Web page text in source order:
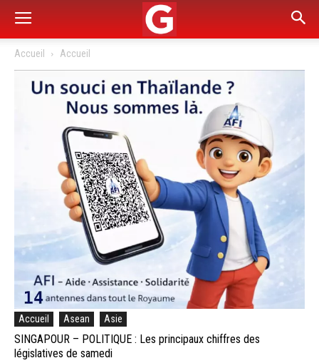
Accueil Accueil
Accueil Asean Asie
SINGAPOUR – POLITIQUE : Les principaux chiffres des
législatives de samedi